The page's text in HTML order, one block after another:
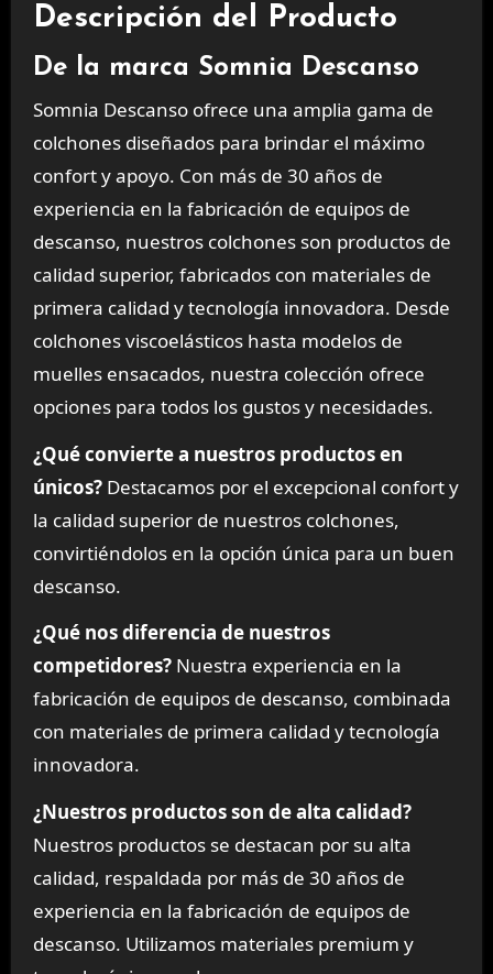
Descripción del Producto
De la marca Somnia Descanso
Somnia Descanso ofrece una amplia gama de
colchones diseñados para brindar el máximo
confort y apoyo. Con más de 30 años de
experiencia en la fabricación de equipos de
descanso, nuestros colchones son productos de
calidad superior, fabricados con materiales de
primera calidad y tecnología innovadora. Desde
colchones viscoelásticos hasta modelos de
muelles ensacados, nuestra colección ofrece
opciones para todos los gustos y necesidades.
¿Qué convierte a nuestros productos en
únicos?Destacamos por el excepcional confort y
la calidad superior de nuestros colchones,
convirtiéndolos en la opción única para un buen
descanso.
¿Qué nos diferencia de nuestros
competidores?Nuestra experiencia en la
fabricación de equipos de descanso, combinada
con materiales de primera calidad y tecnología
innovadora.
¿Nuestros productos son de alta calidad?
Nuestros productos se destacan por su alta
calidad, respaldada por más de 30 años de
experiencia en la fabricación de equipos de
descanso. Utilizamos materiales premium y